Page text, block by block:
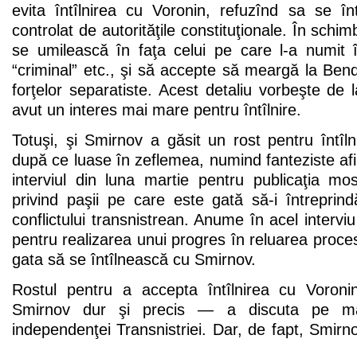
evita întîlnirea cu Voronin, refuzînd sa se
controlat de autorităţile constituţionale. În
se umilească în faţa celui pe care l-a numit
“criminal” etc., şi să accepte să meargă la
forţelor separatiste. Acest detaliu vorbeşte de
avut un interes mai mare pentru întîlnire.
Totuşi, şi Smirnov a găsit un rost pentru
după ce luase în zeflemea, numind fanteziste
interviul din luna martie pentru publicaţia
privind paşii pe care este gată să-i
conflictului transnistrean. Anume în acel
pentru realizarea unui progres în reluarea
gata să se întîlnească cu Smirnov.
Rostul pentru a accepta întîlnirea cu
Smirnov dur şi precis — a discuta pe
independenţei Transnistriei. Dar, de fapt,